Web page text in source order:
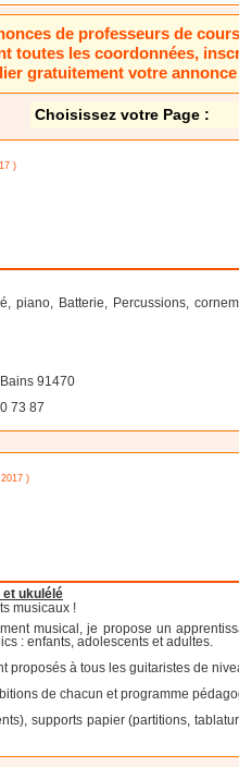
de professeurs de
toutes les coordonnées,
gratuitement votre
Choisissez votre Page :
)
piano, Batterie, Percussions,
91470
73 87
)
ukulélé
musicaux !
musical, je propose un
: enfants, adolescents et adultes.
proposés à tous les guitaristes de
de chacun et programme
supports papier (partitions,